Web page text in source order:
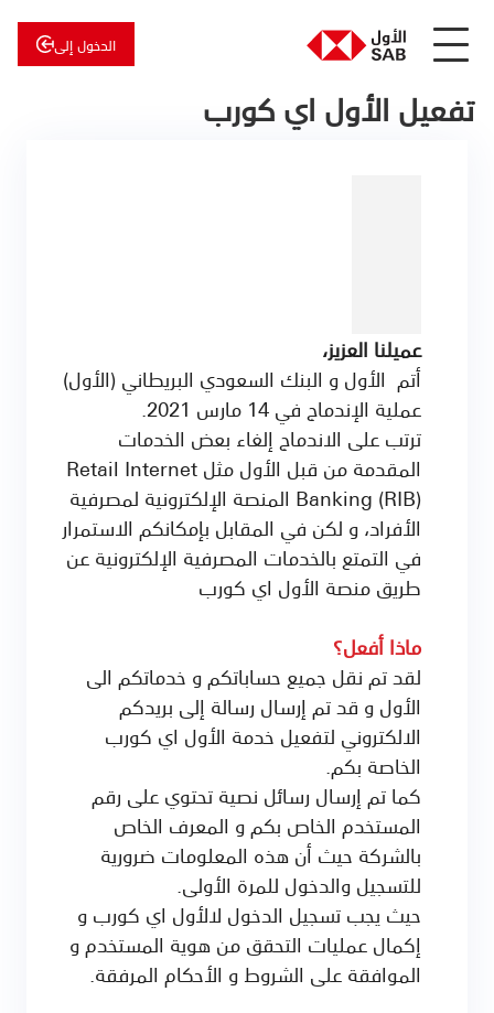
الدخول إلى
عن
الأول
الأول
للاستثمار
تفعيل الأول اي كورب
عميلنا العزيز،
أتم الأول و البنك السعودي البريطاني (الأول)
عملية الإندماج في 14 مارس 2021.
ترتب على الاندماج إلغاء بعض الخدمات
المقدمة من قبل الأول مثل Retail Internet
Banking (RIB) المنصة الإلكترونية لمصرفية
الأفراد، و لكن في المقابل بإمكانكم الاستمرار
في التمتع بالخدمات المصرفية الإلكترونية عن
طريق منصة الأول اي كورب
ماذا أفعل؟
لقد تم نقل جميع حساباتكم و خدماتكم الى
الأول و قد تم إرسال رسالة إلى بريدكم
الالكتروني لتفعيل خدمة الأول اي كورب
الخاصة بكم.
كما تم إرسال رسائل نصية تحتوي على رقم
المستخدم الخاص بكم و المعرف الخاص
بالشركة حيث أن هذه المعلومات ضرورية
للتسجيل والدخول للمرة الأولى.
حيث يجب تسجيل الدخول لالأول اي كورب و
إكمال عمليات التحقق من هوية المستخدم و
الموافقة على الشروط و الأحكام المرفقة.